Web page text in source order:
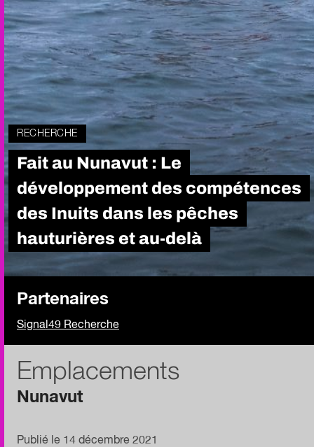
RECHERCHE
Fait au Nunavut : Le
développement des compétences
des Inuits dans les pêches
hauturières et au-delà
Partenaires
Signal49 Recherche
Emplacements
Nunavut
Publié le 14 décembre 2021